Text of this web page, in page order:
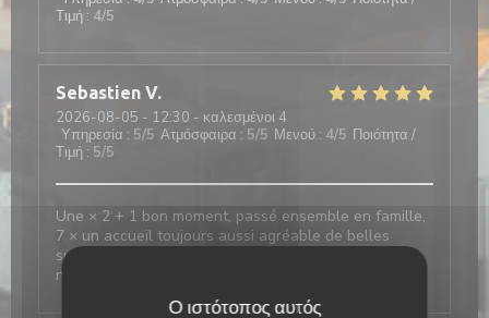
Ο ιστότοπος αυτός
Τιμή : 4/5
Sebastien V
2026-08-05 - 12:30 - καλεσμένοι 4
Υπηρεσία : 5/5 Ατμόσφαιρα : 5/5 Μενού : 4/5 Ποιότητα /
Τιμή : 5/5
Une × 2 + 1 bon moment, passé ensemble en famille,
7 × un accueil toujours aussi agréable de belles
surprises, en vain et toujours un choix variés au
niveau de La Carte, restauration